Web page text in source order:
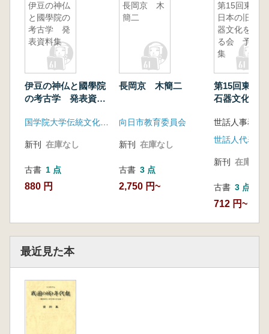
伊豆の神仏
と國學院の
考古学 発
表資料集
伊豆の神仏と國學院
の考古学 発表資料
新刊 在庫なし
古書 1 点
880 円
長岡京 木
簡二
長岡京 木簡二
向日市教育委員会
新刊 在庫なし
古書 3 点
2,750 円~
第15回東北
日本の旧石
器文化を語
る会 予稿
集
第15回東北
石器文化を
世話人事務
世話人代表加
新刊 在庫なし
古書 3 点
712 円~
最近見た本